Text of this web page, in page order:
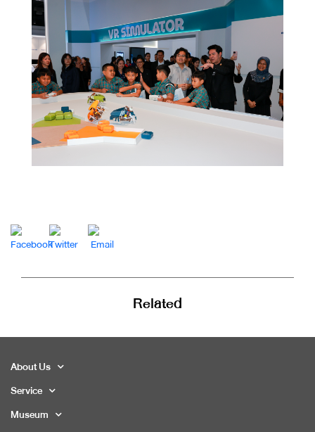
Related
About Us
Service
Museum